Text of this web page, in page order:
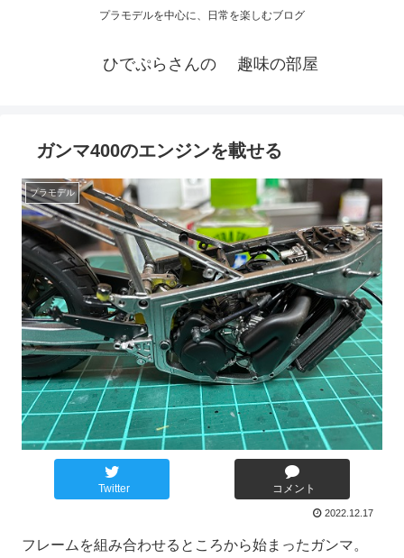
プラモデルを中心に、日常を楽しむブログ
ひでぷらさんの 趣味の部屋
ガンマ400のエンジンを載せる
プラモデル
Twitter コメント
2022.12.17
フレームを組み合わせるところから始まったガンマ。